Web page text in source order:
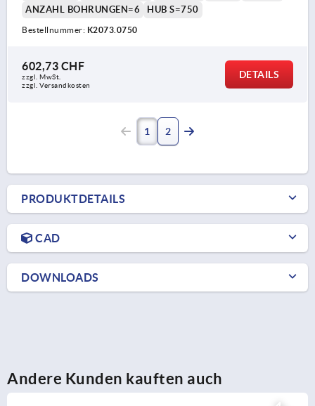
ANZAHL BOHRUNGEN=6
HUB S=750
Bestellnummer: K2073.0750
602,73 CHF
zzgl. MwSt.
zzgl. Versandkosten
DETAILS
1 2
PRODUKTDETAILS
CAD
DOWNLOADS
Andere Kunden kauften auch